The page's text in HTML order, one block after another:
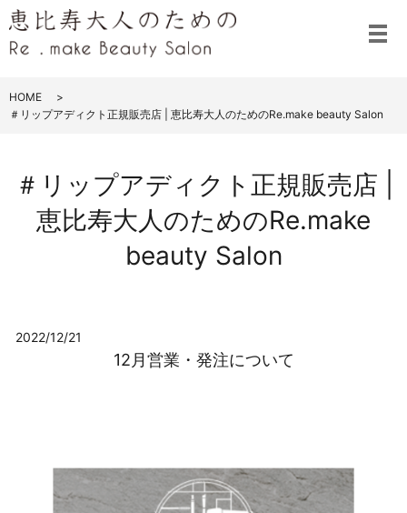
メ
HOME
＃リップアディクト正規販売店 | 恵比寿大人のためのRe.make beauty Salon
＃リップアディクト正規販売店 |
恵比寿大人のためのRe.make
beauty Salon
2022/12/21
12月営業・発注について